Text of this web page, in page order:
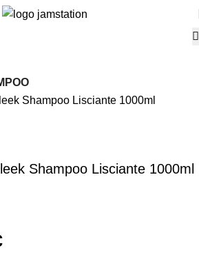
Shampoo Lisciante 1000ml